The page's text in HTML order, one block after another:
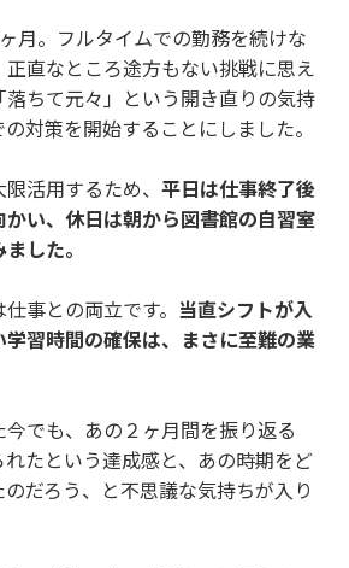
月。フルタイムでの勤務を続けな
直なところ途方もない挑戦に思え
落ちて元々」という開き直りの気持
対策を開始することにしました。
活用するため、 平日は仕事終了後
かい、休日は朝から図書館の自習室
した。
事との両立です。 当直シフトが入
学習時間の確保は、まさに至難の業
でも、あの２ヶ月間を振り返る
れたという達成感と、あの時期をど
だろう、と不思議な気持ちが入り